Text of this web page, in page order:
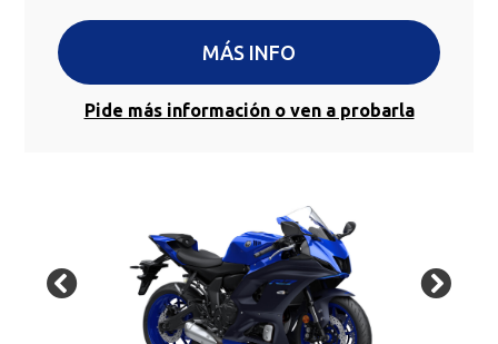
MÁS INFO
Pide más información o ven a probarla